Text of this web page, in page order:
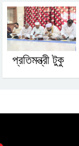
প্রতিমন্ত্রী টুকু